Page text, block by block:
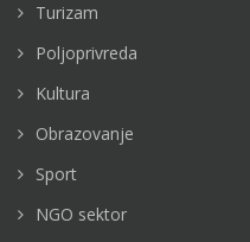
Turizam
Poljoprivreda
Kultura
Obrazovanje
Sport
NGO sektor